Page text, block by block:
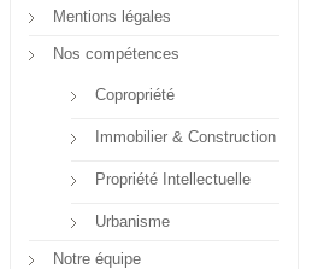
Mentions légales
Nos compétences
Copropriété
Immobilier & Construction
Propriété Intellectuelle
Urbanisme
Notre équipe